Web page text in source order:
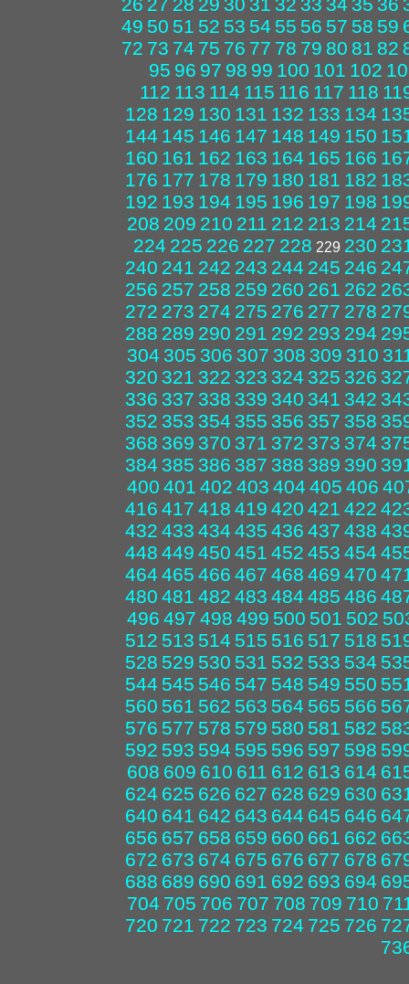
49 50 51 52 53 54 55 56 57 58 59
72 73 74 75 76 77 78 79 80 81 82
95 96 97 98 99 100 101 102
112 113 114 115 116 117 118
128 129 130 131 132 133 134
144 145 146 147 148 149 150
160 161 162 163 164 165 166
176 177 178 179 180 181 182
192 193 194 195 196 197 198
208 209 210 211 212 213 214
224 225 226 227 228 229 230
240 241 242 243 244 245 246
256 257 258 259 260 261 262
272 273 274 275 276 277 278
288 289 290 291 292 293 294
304 305 306 307 308 309 310
320 321 322 323 324 325 326
336 337 338 339 340 341 342
352 353 354 355 356 357 358
368 369 370 371 372 373 374
384 385 386 387 388 389 390
400 401 402 403 404 405 406
416 417 418 419 420 421 422
432 433 434 435 436 437 438
448 449 450 451 452 453 454
464 465 466 467 468 469 470
480 481 482 483 484 485 486
496 497 498 499 500 501 502
512 513 514 515 516 517 518
528 529 530 531 532 533 534
544 545 546 547 548 549 550
560 561 562 563 564 565 566
576 577 578 579 580 581 582
592 593 594 595 596 597 598
608 609 610 611 612 613 614
624 625 626 627 628 629 630
640 641 642 643 644 645 646
656 657 658 659 660 661 662
672 673 674 675 676 677 678
688 689 690 691 692 693 694
704 705 706 707 708 709 710
720 721 722 723 724 725 726